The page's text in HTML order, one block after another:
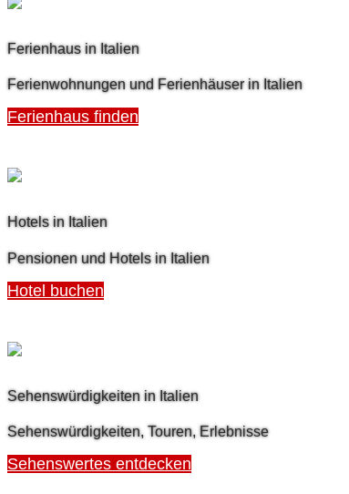
Ferienhaus in Italien
Ferienwohnungen und Ferienhäuser in Italien
Ferienhaus finden
Hotels in Italien
Pensionen und Hotels in Italien
Hotel buchen
Sehenswürdigkeiten in Italien
Sehenswürdigkeiten, Touren, Erlebnisse
Sehenswertes entdecken